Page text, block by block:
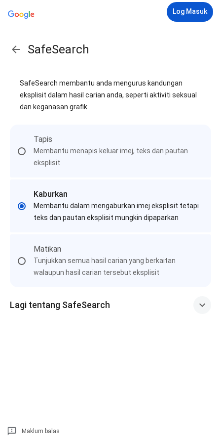
Log Masuk
SafeSearch
SafeSearch membantu anda mengurus kandungan
eksplisit dalam hasil carian anda, seperti aktiviti seksual
dan keganasan grafik
Tapis
Membantu menapis keluar imej, teks dan pautan
eksplisit
Kaburkan
Membantu dalam mengaburkan imej eksplisit tetapi
teks dan pautan eksplisit mungkin dipaparkan
Matikan
Tunjukkan semua hasil carian yang berkaitan
walaupun hasil carian tersebut eksplisit
Lagi tentang SafeSearch
Maklum balas